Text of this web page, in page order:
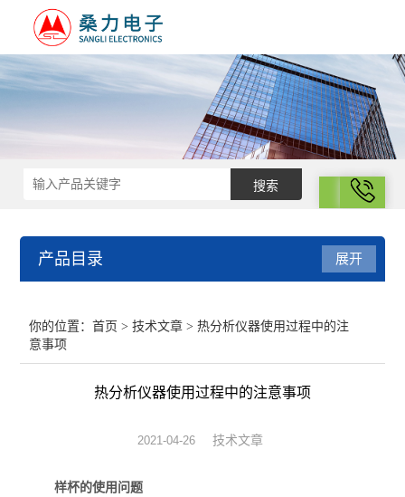
拨号
产品目录
电化学
表面性质与胶体化学部分
仪器仪表
展开
你的位置：首页 >技术文章 > 热分析仪器使用过程中的注
意事项
热分析仪器使用过程中的注意事项
2021-04-26 技术文章
样杯的使用问题